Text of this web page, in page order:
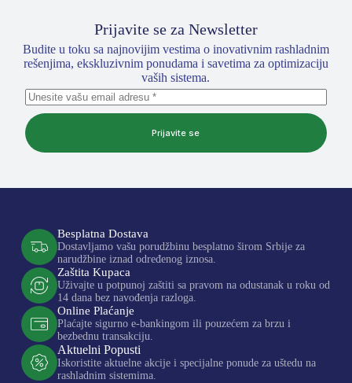
Prijavite se za Newsletter
Budite u toku sa najnovijim vestima o inovativnim rashladnim
rešenjima, ekskluzivnim ponudama i savetima za optimizaciju
vaših sistema.
Prijavite se
Besplatna Dostava
Dostavljamo vašu porudžbinu besplatno širom Srbije za
narudžbine iznad određenog iznosa.
Zaštita Kupaca
Uživajte u potpunoj zaštiti sa pravom na odustanak u roku od
14 dana bez navođenja razloga.
Online Plaćanje
Plaćajte sigurno e-bankingom ili pouzećem za brzu i
bezbednu transakciju.
Aktuelni Popusti
Iskoristite aktuelne akcije i specijalne ponude za uštedu na
rashladnim sistemima.